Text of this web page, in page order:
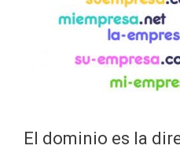
El dominio es la